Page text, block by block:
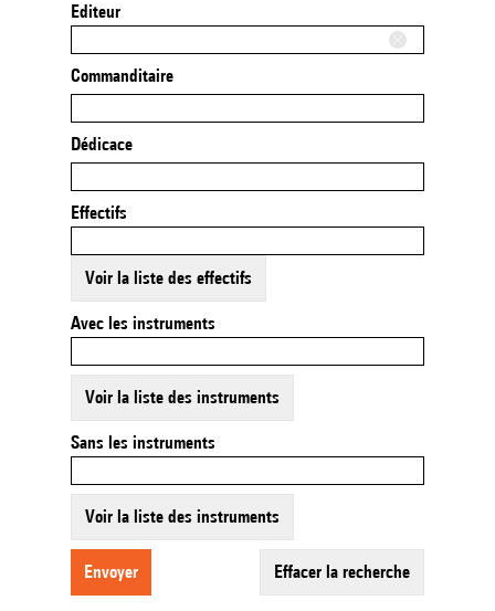
Editeur
Commanditaire
Dédicace
Effectifs
Voir la liste des effectifs
Avec les instruments
Voir la liste des instruments
Sans les instruments
Voir la liste des instruments
envoyer effacer la recherche